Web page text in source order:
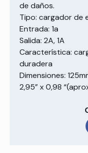
de daños.
Tipo: cargador de
Entrada: 1a
Salida: 2A, 1A
Característica:
duradera
Dimensiones:
2,95” x 0,98